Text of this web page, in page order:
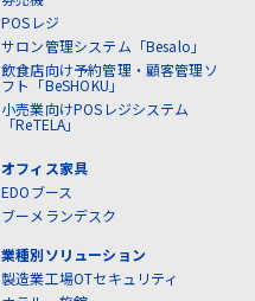
POSレジ
サロン管理システム「Besalo」
飲食店向け予約管理・顧客管理ソ
フト「BeSHOKU」
小売業向けPOSレジシステム
「ReTELA」
オフィス家具
EDOブース
ブーメランデスク
業種別ソリューション
製造業工場OTセキュリティ